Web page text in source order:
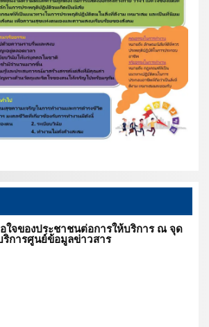
ใจของประชาชนต่อการให้บริการ ณ จุด
ริการศูนย์ข้อมูลข่าวสาร